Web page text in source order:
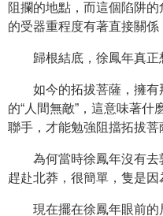
阻攔的地點，而這個陷阱
的受器重程度有著直接關係
歸根結底，徐鳳年真正
如今的拓拔菩薩，擁
的“人間無敵”，這意味著
聯手，才能勉強阻擋拓拔菩
為何當時徐鳳年沒有
趕赴北莽，很簡單，隻是因
現在擺在徐鳳年眼前的